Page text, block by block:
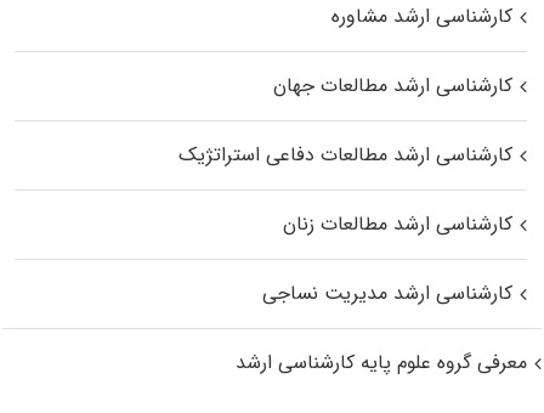
کارشناسی ارشد مشاوره
کارشناسی ارشد مطالعات جهان
کارشناسی ارشد مطالعات دفاعی استراتژیک
کارشناسی ارشد مطالعات زنان
کارشناسی ارشد مدیریت نساجی
معرفی گروه علوم پایه کارشناسی ارشد